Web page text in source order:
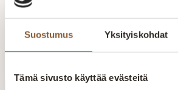
Suostumus Yksityiskohdat
Tämä sivusto käyttää evästeitä
Liity